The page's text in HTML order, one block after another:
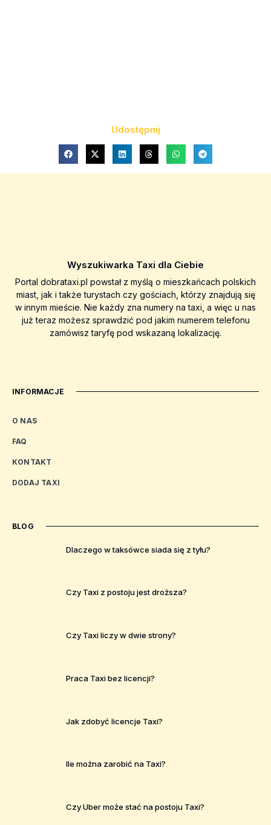
Udostępnij
Wyszukiwarka Taxi dla Ciebie
Portal dobrataxi.pl powstał z myślą o mieszkańcach polskich
miast, jak i także turystach czy gościach, którzy znajdują się
w innym mieście. Nie każdy zna numery na taxi, a więc u nas
już teraz możesz sprawdzić pod jakim numerem telefonu
zamówisz taryfę pod wskazaną lokalizację.
INFORMACJE
O NAS
FAQ
KONTAKT
DODAJ TAXI
BLOG
Dlaczego w taksówce siada się z tyłu?
Czy Taxi z postoju jest droższa?
Czy Taxi liczy w dwie strony?
Praca Taxi bez licencji?
Jak zdobyć licencje Taxi?
Ile można zarobić na Taxi?
Czy Uber może stać na postoju Taxi?